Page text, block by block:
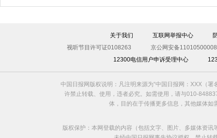
关于我们 互联网举报中心
视听节目许可证0108263
京公网安备
12300电信用户申诉受理中心
中国日报网版权说明：凡注明来源为“中国日报网：XXX（
许禁止转载、使用，违者必究。如需使用，请与010-
体，目的在于传播更多信息，其他媒体
版权保护：本网登载的内容（包括文字、图片、多媒体资